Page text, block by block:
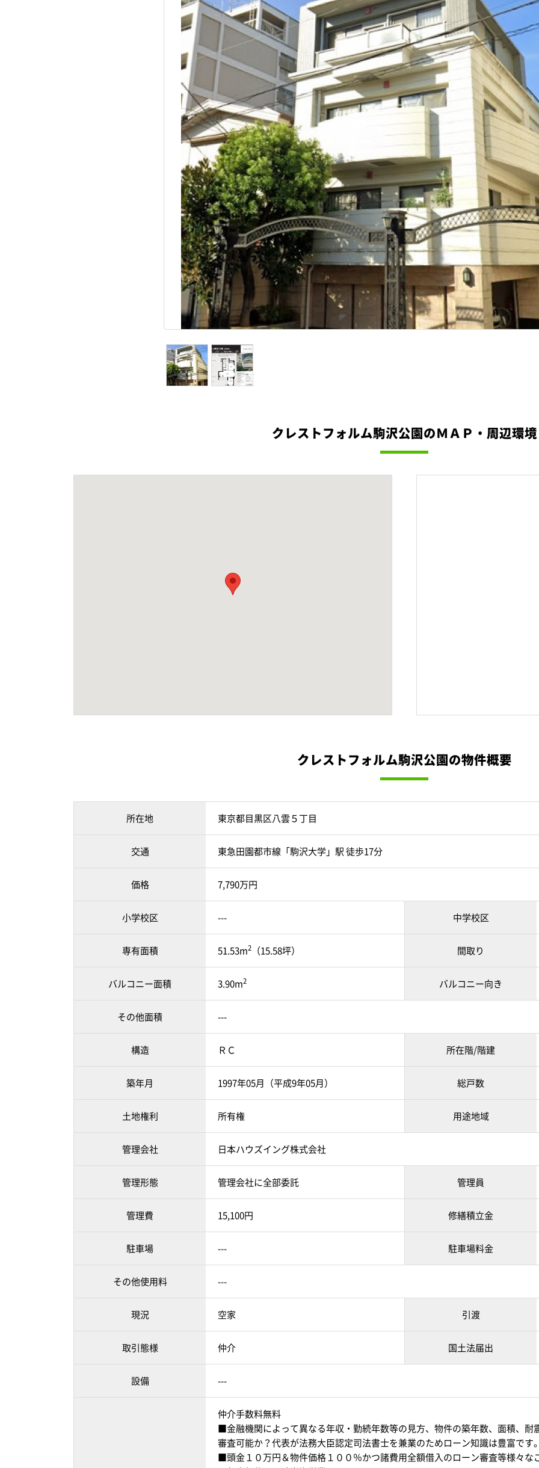
クレストフォルム駒沢公園のＭＡＰ・周辺環境
クレストフォルム駒沢公園の物件概要
所在地 東京都目黒区八雲５丁目
交通 東急田園都市線「駒沢大学」駅 徒歩17分
価格 7,790万円
小学校区 --- 中学校区
専有面積 51.53m2 （15.58坪） 間取り
バルコニー面積 3.90m2 バルコニー向き
その他面積 ---
構造 ＲＣ 所在階/階建
築年月 1997年05月（平成9年05月） 総戸数
土地権利 所有権 用途地域
管理会社 日本ハウズイング株式会社
管理形態 管理会社に全部委託 管理員
管理費 15,100円 修繕積立金
駐車場 --- 駐車場料金
その他使用料 ---
現況 空家 引渡
取引態様 仲介 国土法届出
設備 ---
仲介手数料無料
■金融機関によって異なる年収・勤続年数等の見方、物件の築年数、面積、耐
審査可能か？代表が法務大臣認定司法書士を兼業のためローン知識は豊富です
■頭金１０万円＆物件価格１００％かつ諸費用全額借入のローン審査等様々な